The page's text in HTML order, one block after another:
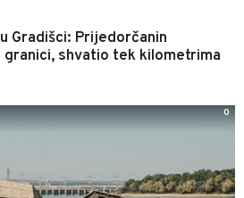
Gradišci: Prijedorčanin
granici, shvatio tek kilometrima
0